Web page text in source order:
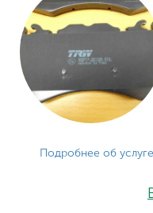
Подробнее об